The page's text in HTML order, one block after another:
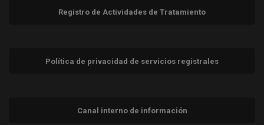
Registro de Actividades de Tratamiento
Política de privacidad de servicios registrales
Canal interno de información